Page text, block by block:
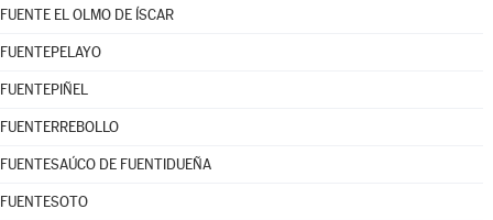
FUENTE EL OLMO DE ÍSCAR
FUENTEPELAYO
FUENTEPIÑEL
FUENTERREBOLLO
FUENTESAÚCO DE FUENTIDUEÑA
FUENTESOTO